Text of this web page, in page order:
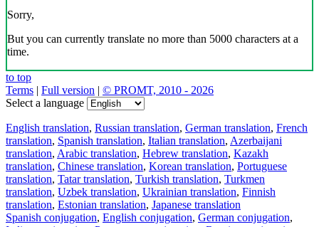
Sorry,
But you can currently translate no more than 5000 characters at a
time.
to top
Terms | Full version | © PROMT, 2010 - 2026
Select a language
English translation, Russian translation, German translation, French
translation, Spanish translation, Italian translation, Azerbaijani
translation, Arabic translation, Hebrew translation, Kazakh
translation, Chinese translation, Korean translation, Portuguese
translation, Tatar translation, Turkish translation, Turkmen
translation, Uzbek translation, Ukrainian translation, Finnish
translation, Estonian translation, Japanese translation
Spanish conjugation, English conjugation, German conjugation,